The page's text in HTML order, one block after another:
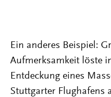
Ein anderes Beispiel:
Aufmerksamkeit löste
Entdeckung eines
Stuttgarter Flughafens